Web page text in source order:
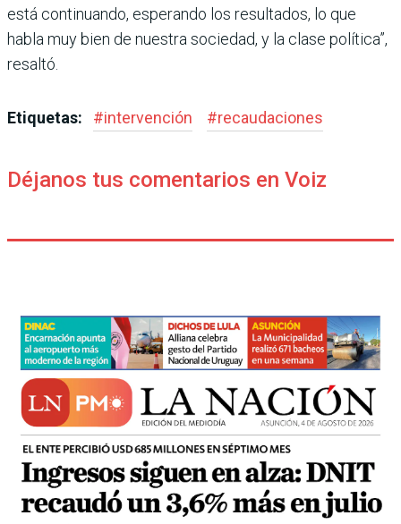
está continuando, esperando los resultados, lo que
habla muy bien de nuestra sociedad, y la clase política”,
resaltó.
Etiquetas: #intervención #recaudaciones
Déjanos tus comentarios en Voiz